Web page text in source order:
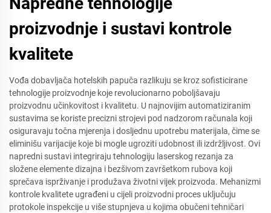
proizvodnje i sustavi kontrole
kvalitete
Vođa dobavljača hotelskih papuča razlikuju se kroz sofisticirane
tehnologije proizvodnje koje revolucionarno poboljšavaju
proizvodnu učinkovitost i kvalitetu. U najnovijim automatiziranim
sustavima se koriste precizni strojevi pod nadzorom računala koji
osiguravaju točna mjerenja i dosljednu upotrebu materijala, čime se
eliminišu varijacije koje bi mogle ugroziti udobnost ili izdržljivost. Ovi
napredni sustavi integriraju tehnologiju laserskog rezanja za
složene elemente dizajna i bezšivom završetkom rubova koji
sprečava isprživanje i produžava životni vijek proizvoda. Mehanizmi
kontrole kvalitete ugrađeni u cijeli proizvodni proces uključuju
protokole inspekcije u više stupnjeva u kojima obučeni tehničari